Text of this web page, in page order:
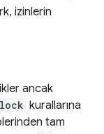
izinlerin
ancak
kurallarına
tam